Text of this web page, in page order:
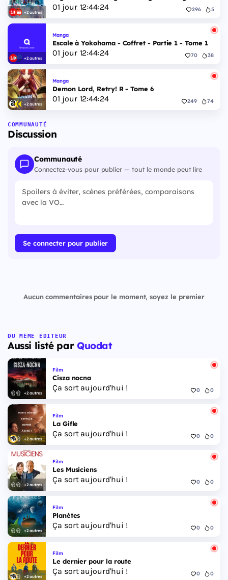
+2 autres
01 jour 12:44:23 296 5
+2 autres
Manga
Escale à Yokohama - Coffret - Partie 1 - Tome 1
01 jour 12:44:23 70 38
+2 autres
Manga
Demon Lord, Retry! R - Tome 6
01 jour 12:44:23 249 74
COMMUNAUTÉ
Discussion
Communauté
Connectez-vous pour publier — tout le monde peut lire
Se connecter pour publier
Aucun commentaires pour le moment, soyez le premier
DU MÊME ÉDITEUR
Aussi listé par Quodat
+2 autres
Film
Cisza nocna
Ça sort aujourd'hui ! 0 0
+2 autres
Film
La Gifle
Ça sort aujourd'hui ! 0 0
+2 autres
Film
Les Musiciens
Ça sort aujourd'hui ! 0 0
+2 autres
Film
Planètes
Ça sort aujourd'hui ! 0 0
+2 autres
Film
Le dernier pour la route
Ça sort aujourd'hui ! 0 0